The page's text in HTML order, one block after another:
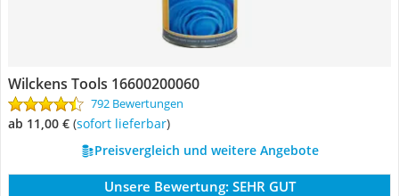
Wilckens Tools 16600200060
792 Bewertungen
ab 11,00 € ( Sofort lieferbar)
Preisvergleich und weitere Angebote
Unsere Bewertung: SEHR GUT